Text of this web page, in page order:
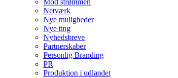
Netværk
Nye muligheder
Nye ting
Nyhedsbreve
Partnerskaber
Personlig Branding
PR
Produktion i udlandet